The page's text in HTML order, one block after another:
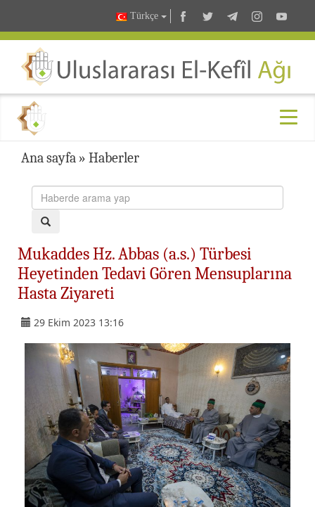
Türkçe
Ana sayfa » Haberler
Mukaddes Hz. Abbas (a.s.) Türbesi
Heyetinden Tedavi Gören Mensuplarına
Hasta Ziyareti
29 Ekim 2023 13:16